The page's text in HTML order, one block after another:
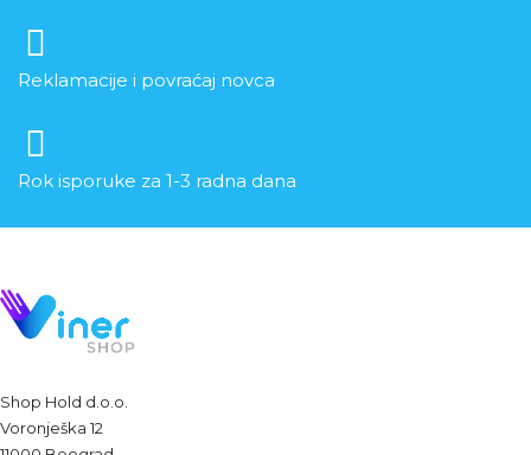
Reklamacije i povraćaj novca
Rok isporuke za 1-3 radna dana
Shop Hold d.o.o.
Voronješka 12